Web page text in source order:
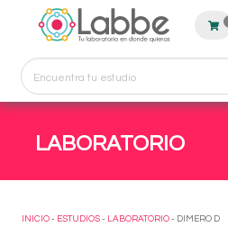
LABORATORIO
INICIO - ESTUDIOS - LABORATORIO - DIMERO D